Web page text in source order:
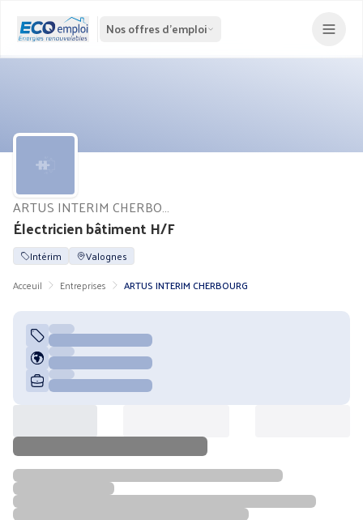
Nos offres d'emploi
Électricien bâtiment H/F
ARTUS INTERIM CHERBOURG
Intérim
Valognes
Acceuil
Entreprises ARTUS INTERIM CHERBOURG